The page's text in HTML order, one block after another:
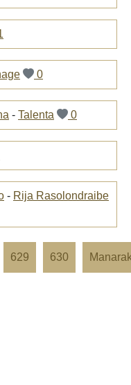
0
- Talenta 0
- Rija Rasolondraibe
629 630